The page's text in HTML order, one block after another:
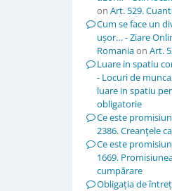
on Art. 529.
Cum se face un
ușor… - Ziare
Romaniaon Art.
Luare in spatiu
- Locuri de
luare in spatiu
obligatorie
Ce este
2386. Creanţele
Ce este
1669.
cumpărare
Obligația de